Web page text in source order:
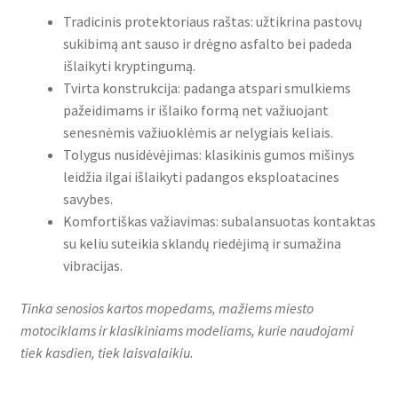
Tradicinis protektoriaus raštas: užtikrina pastovų
sukibimą ant sauso ir drėgno asfalto bei padeda
išlaikyti kryptingumą.
Tvirta konstrukcija: padanga atspari smulkiems
pažeidimams ir išlaiko formą net važiuojant
senesnėmis važiuoklėmis ar nelygiais keliais.
Tolygus nusidėvėjimas: klasikinis gumos mišinys
leidžia ilgai išlaikyti padangos eksploatacines
savybes.
Komfortiškas važiavimas: subalansuotas kontaktas
su keliu suteikia sklandų riedėjimą ir sumažina
vibracijas.
Tinka senosios kartos mopedams, mažiems miesto
motociklams ir klasikiniams modeliams, kurie naudojami
tiek kasdien, tiek laisvalaikiu.